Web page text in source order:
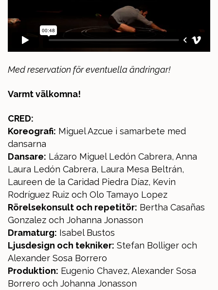
Med reservation för eventuella ändringar!
Varmt välkomna!
CRED:
Koreografi: Miguel Azcue i samarbete med
dansarna
Dansare: Lázaro Miguel Ledón Cabrera, Anna
Laura Ledón Cabrera, Laura Mesa Beltrán,
Laureen de la Caridad Piedra Díaz, Kevin
Rodríguez Ruiz och Olo Tamayo Lopez
Rörelsekonsult och repetitör: Bertha Casañas
Gonzalez och Johanna Jonasson
Dramaturg: Isabel Bustos
Ljusdesign och tekniker: Stefan Bolliger och
Alexander Sosa Borrero
Produktion: Eugenio Chavez, Alexander Sosa
Borrero och Johanna Jonasson